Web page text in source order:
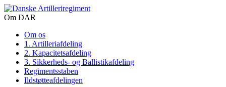
Om DAR
Om os
1. Artilleriafdeling
2. Kapacitetsafdeling
3. Sikkerheds- og Ballistikafdeling
Regimentsstaben
Ildstøtteafdelingen